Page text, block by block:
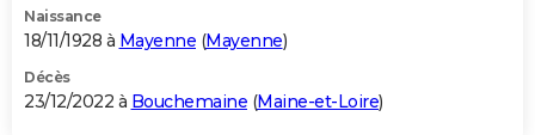
Naissance
18/11/1928 à Mayenne (Mayenne)
Décès
23/12/2022 à Bouchemaine (Maine-et-Loire)